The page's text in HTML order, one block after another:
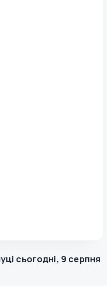
сьогодні, 9 серпня